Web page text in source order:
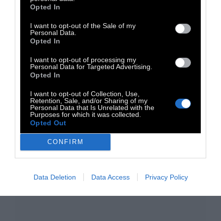
Opted In
I want to opt-out of the Sale of my
Personal Data.
Opted In
I want to opt-out of processing my
Personal Data for Targeted Advertising.
Opted In
I want to opt-out of Collection, Use,
Retention, Sale, and/or Sharing of my
Personal Data that Is Unrelated with the
Purposes for which it was collected.
Opted Out
CONFIRM
Data Deletion Data Access Privacy Policy
Εθνικής Λυρικής Σκηνής – ΚΠΙΣΝ, Είσοδος
ελεύθερη με δελτία εισόδου, τα οποία θα
διανέμονται από την Πέμπτη 25 Ιουνίου 2026,
ticketservices.gr
TAGS:
Μουσική Συναυλίες ΚΠΙΣΝ Ελεύθερη είσοδος